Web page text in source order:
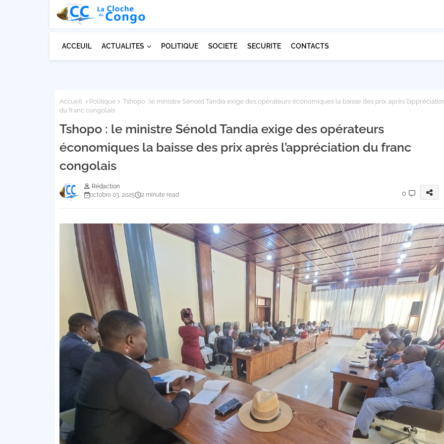
ACCEUIL ACTUALITES POLITIQUE SOCIETE SECURITE CONTACTS
Accueil Politique
Tshopo : le ministre Sénold Tandia exige des opérateurs économiques la baisse des prix après
du franc congolais
Tshopo : le ministre Sénold Tandia exige des opérateurs
économiques la baisse des prix après l’appréciation du franc
congolais
Rédaction
octobre 03, 2025
2 minute read 0